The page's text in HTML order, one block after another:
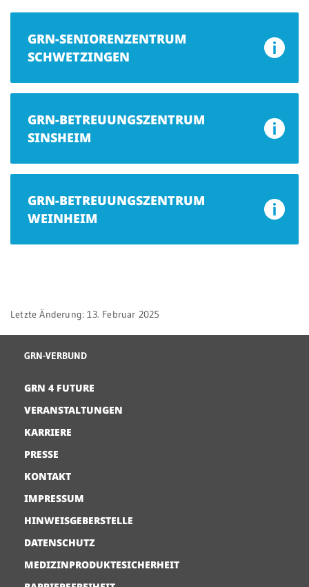
GRN-SENIORENZENTRUM
SCHWETZINGEN
GRN-BETREUUNGSZENTRUM
SINSHEIM
GRN-BETREUUNGSZENTRUM
WEINHEIM
Letzte Änderung: 13. Februar 2025
GRN-VERBUND
GRN 4 FUTURE
VERANSTALTUNGEN
KARRIERE
PRESSE
KONTAKT
IMPRESSUM
HINWEISGEBERSTELLE
DATENSCHUTZ
MEDIZINPRODUKTESICHERHEIT